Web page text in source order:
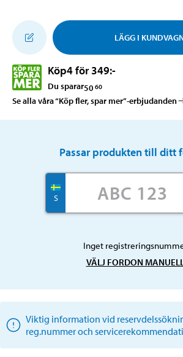
LÄGG I
Köp4 för 349:-
Du sparar50 60
Se alla våra “Köp fler, spar mer”-erbjudanden
Passar produkten till ditt
S
Inget
VÄLJ FORDON
Viktig information vid
reg.nummer och